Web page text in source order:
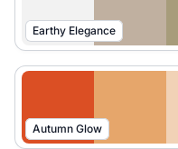
Earthy Elegance
Autumn Glow